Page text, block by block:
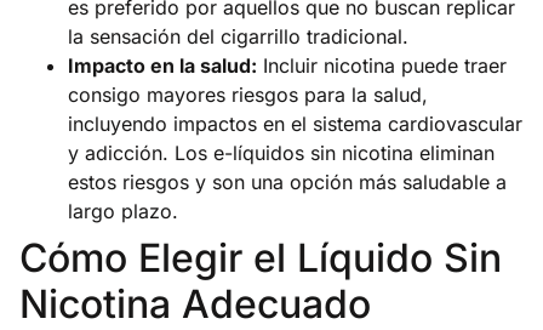
es preferido por aquellos que no buscan replicar
la sensación del cigarrillo tradicional.
Impacto en la salud: Incluir nicotina puede traer
consigo mayores riesgos para la salud,
incluyendo impactos en el sistema cardiovascular
y adicción. Los e-líquidos sin nicotina eliminan
estos riesgos y son una opción más saludable a
largo plazo.
Cómo Elegir el Líquido Sin
Nicotina Adecuado